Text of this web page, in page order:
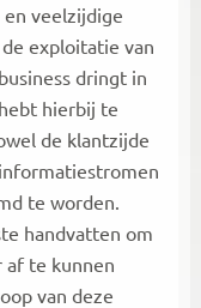
veelzijdige
exploitatie van
dringt in
hierbij te
de klantzijde
te worden.
handvatten om
af te kunnen
van deze